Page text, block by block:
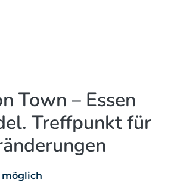
Town – Essen
Treffpunkt für